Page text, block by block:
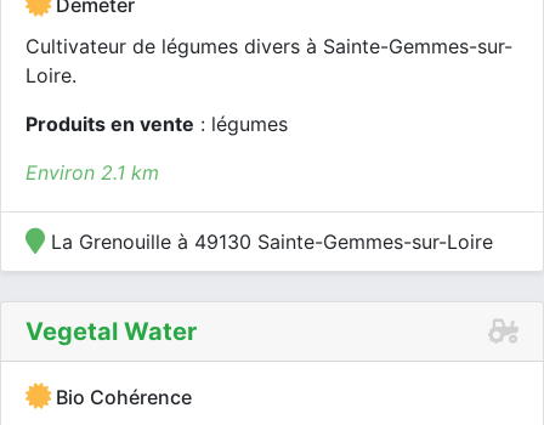
Demeter
Cultivateur de légumes divers à Sainte-Gemmes-sur-
Loire.
Produits en vente : légumes
Environ 2.1 km
La Grenouille à 49130 Sainte-Gemmes-sur-Loire
Vegetal Water
Bio Cohérence